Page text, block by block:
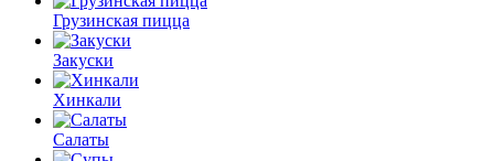
Грузинская пицца
Закуски
Хинкали
Салаты